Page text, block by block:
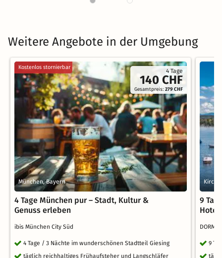
Weitere Angebote in der Umgebung
4 Tage
140 CHF
Gesamtpreis:279 CHF
Kostenlos stornierbar
München, Bayern
4 Tage München pur – Stadt, Kultur &
Genuss erleben
ibis München City Süd
4 Tage / 3 Nächte im wunderschönen Stadtteil Giesing
täglich reichhaltiges Frühaufsteher und Langschläfer
9
Hotel
9